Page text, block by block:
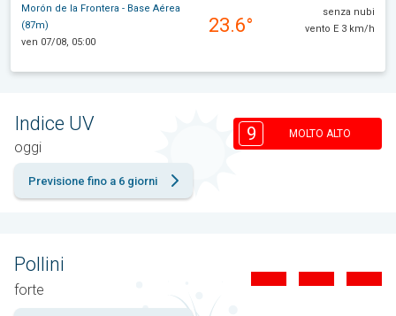
Morón de la Frontera - Base Aérea
(87m)
ven 07/08, 05:00
23.6°
senza nubi
vento E 3 km/h
Indice UV
oggi
9 MOLTO ALTO
Previsione fino a 6 giorni
Pollini
forte